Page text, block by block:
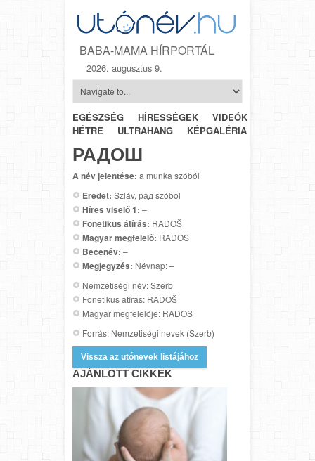
BABA-MAMA HÍRPORTÁL
2026. augusztus 9.
EGÉSZSÉG HÍRESSÉGEK VIDEÓK
HÉTRŐL-
HÉTRE
ULTRAHANG KÉPGALÉRIA
РАДОШ
A név jelentése: a munka szóból
Eredet: Szláv, рад szóból
Híres viselő 1: –
Fonetikus átírás: RADOŠ
Magyar megfelelő: RADOS
Becenév: –
Megjegyzés: Névnap: –
Nemzetiségi név: Szerb
Fonetikus átírás: RADOŠ
Magyar megfelelője: RADOS
Forrás: Nemzetiségi nevek (Szerb)
Vissza az utónevek listájához
AJÁNLOTT CIKKEK